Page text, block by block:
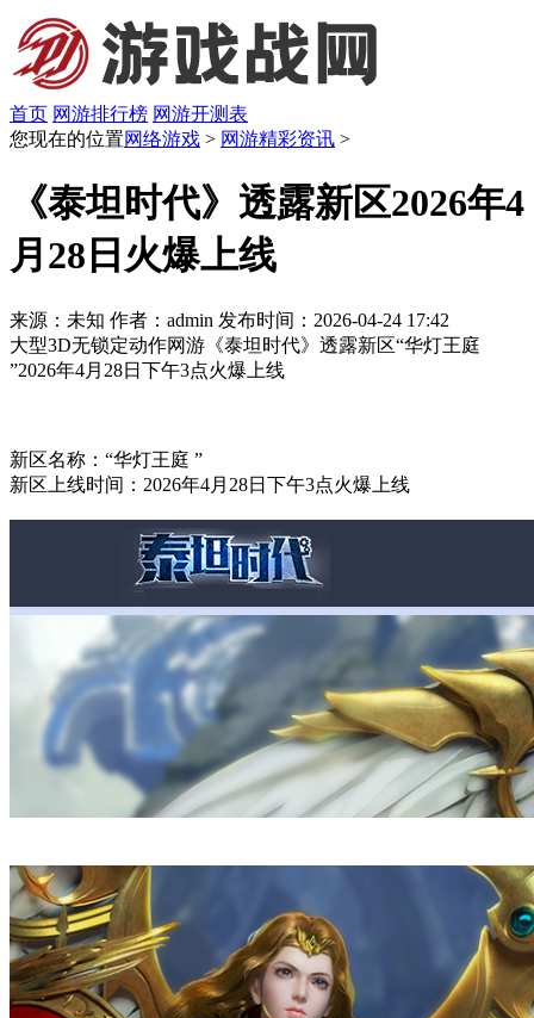
首页 网游排行榜 网游开测表
您现在的位置网络游戏 > 网游精彩资讯 >
《泰坦时代》透露新区2026年4
月28日火爆上线
来源：未知 作者：admin 发布时间：2026-04-24 17:42
大型3D无锁定动作网游《泰坦时代》透露新区“华灯王庭
”2026年4月28日下午3点火爆上线
新区名称：“华灯王庭 ”
新区上线时间：2026年4月28日下午3点火爆上线